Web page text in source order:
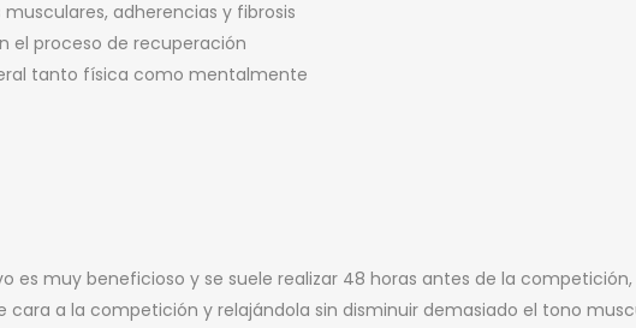
adherencias y fibrosis
el proceso de recuperación
tanto física como mentalmente
es muy beneficioso y se suele realizar 48 horas antes de la
cara a la competición y relajándola sin disminuir demasiado el tono